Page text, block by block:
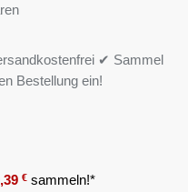
✔ Sammel
Bestellung ein!
€ sammeln!*